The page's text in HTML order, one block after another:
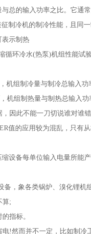
总的输入功率之比。它通
制冷机的制冷性能，且同一
表示制热
循环冷水(热泵)机组性能
机组制冷量与制冷总输入功
机组制热量与制热总输入功
因此不能一刀切说谁对谁
值的应用较为混乱，只有
设备每单位输入电量所能
备，象各类锅炉、溴化锂机
算;
指标。
!然而并不一定，比如制冷